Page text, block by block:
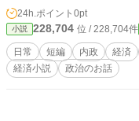
24h.ポイント 0pt
小説 228,704 位 / 228,704件
日常 短編 内政 経済
経済小説
政治のお話